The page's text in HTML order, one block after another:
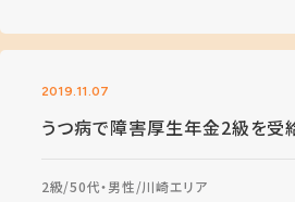
2019.11.07
うつ病で障害厚生年金2級を受
2級 50代・男性 川崎エリア